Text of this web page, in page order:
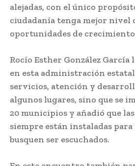
alejadas, con el único
ciudadanía tenga mejor nivel
oportunidades de
Rocío Esther González García
en esta administración
servicios, atención y
algunos lugares, sino que se
20 municipios y añadió que
siempre están instaladas
busquen ser escuchados.